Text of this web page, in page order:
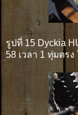
รูปที่ 15 Dyckia
58 เวลา 1 ทุ่มตร